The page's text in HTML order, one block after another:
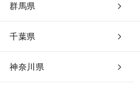
群馬県
千葉県
神奈川県